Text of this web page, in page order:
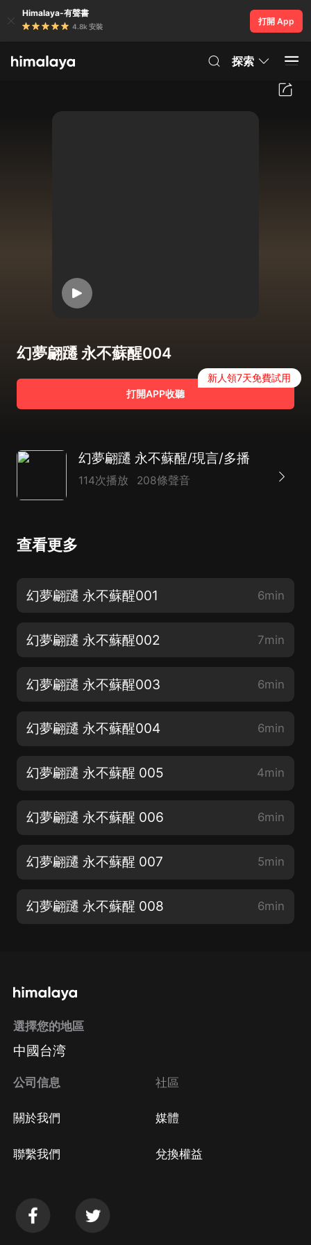
Himalaya-有聲書
4.8k 安裝
打開 App
探索
幻夢翩躚 永不蘇醒004
打開APP收聽
新人領7天免費試用
幻夢翩躚 永不蘇醒/現言/多播
114次播放 208條聲音
查看更多
幻夢翩躚 永不蘇醒001 6min
幻夢翩躚 永不蘇醒002 7min
幻夢翩躚 永不蘇醒003 6min
幻夢翩躚 永不蘇醒004 6min
幻夢翩躚 永不蘇醒 005 4min
幻夢翩躚 永不蘇醒 006 6min
幻夢翩躚 永不蘇醒 007 5min
幻夢翩躚 永不蘇醒 008 6min
選擇您的地區
中國台湾
公司信息
關於我們
聯繫我們
社區
媒體
兌換權益